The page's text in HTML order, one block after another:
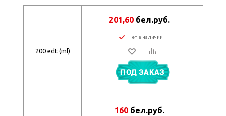
200 edt (ml)
201,60 бел.руб.
Нет в наличии
ПОД ЗАКАЗ
160 бел.руб.